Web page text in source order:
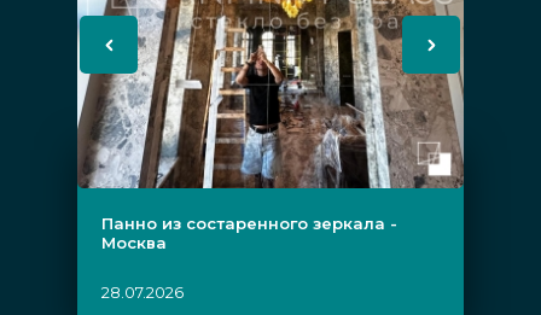
Панно из состаренного зеркала -
Москва
28.07.2026